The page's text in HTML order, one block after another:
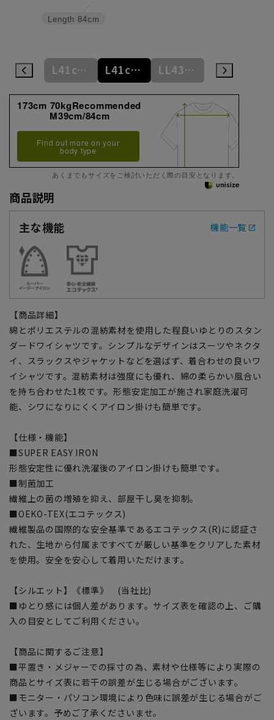
Length 84cm
L41cm/84cm L41cm/86cm L41cm/88cm LL43cm/82cm
173cm 70kgRecommended
M39cm/84cm
Find out more on your
body type
あくまでもサイズをご検討いただく際の目安となります。
商品説明
主な機能
機能一覧
【商品詳細】
綿とポリエステルの混紡素材を使用した程良いゆとりのスタン
ダードワイシャツです。シンプルなデザインはスーツやネクタ
イ、スラックスやジャケットなどを選ばず、着合わせの良いワ
イシャツです。混紡素材は強度にも優れ、綿の柔らかい風合い
を持ち合わせた1枚です。形態安定加工が施され家庭洗濯可
能、シワになりにくくアイロン掛けも簡単です。
【仕様・機能】
■SUPER EASY IRON
形態安定性に優れ洗濯後のアイロン掛けも簡単です。
■制菌加工
繊維上の菌の増殖を抑え、部屋干し臭を抑制。
■OEKO-TEX(エコテックス)
繊維製品の国際的な安全基準であるエコテックス(R)に認証さ
れた、生地から付属まですべてが厳しい基準をクリアした素材
を使用。安全を安心して着用いただけます。
【シルエット】《標準》 (当社比)
■ゆとり感には個人差があります。サイズ表を確認の上、ご購
入の目安としてご利用ください。
【商品に関するご注意】
■平置き・メジャーでの採寸の為、素材や仕様等により実際の
商品とサイズ表に若干の誤差が生じる場合がございます。
■モニター・パソコン環境により色味に誤差が生じる場合がご
ざいます。予めご了承くださいませ。